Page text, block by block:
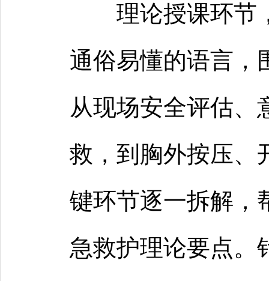
理论授课环节
通俗易懂的语言，
从现场安全评估、
救，到胸外按压、
键环节逐一拆解，
急救护理论要点。